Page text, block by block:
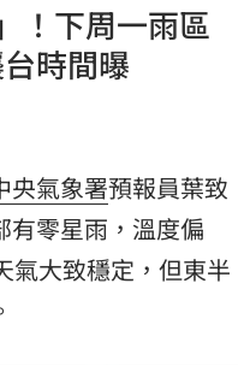
！下周一雨區
時間曝
央氣象署預報員葉致
有零星雨，溫度偏
氣大致穩定，但東半